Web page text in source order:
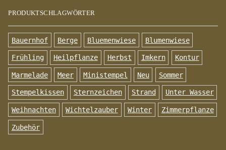
PRODUKTSCHLAGWÖRTER
Bauernhof Berge Bluemenwiese Blumenwiese
Frühling Heilpflanze Herbst Imkern Kontur
Marmelade Meer Ministempel Neu Sommer
Stempelkissen Sternzeichen Strand Unter Wasser
Weihnachten Wichtelzauber Winter Zimmerpflanze
Zubehör